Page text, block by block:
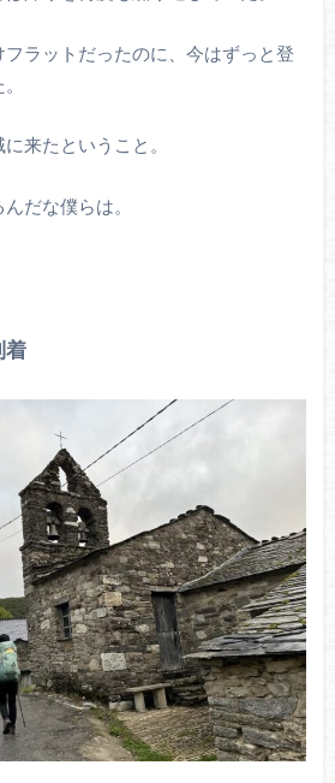
フラットだったのに、今はずっと登
来たということ。
だな僕らは。
着